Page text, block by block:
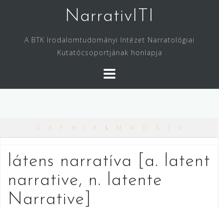
NarrativITI
A BTK Irodalomtudományi Intézet Narratológiai
Kutatócsoportjának honlapja
D E F H I K L M N Ö S T V
látens narratíva [a. latent
narrative, n. latente
Narrative]